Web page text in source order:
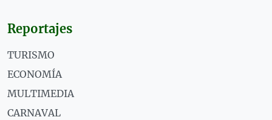
Reportajes
TURISMO
ECONOMÍA
MULTIMEDIA
CARNAVAL